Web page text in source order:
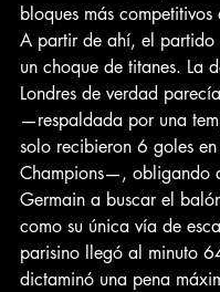
bloques más competitivos
A partir de ahí, el partido
un choque de titanes. La
Londres de verdad
—respaldada por una
solo recibieron 6 goles
Champions—, obligando
Germain a buscar el
como su única vía de
parisino llegó al minuto
dictaminó una pena